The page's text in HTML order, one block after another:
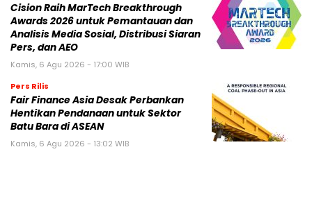
Cision Raih MarTech Breakthrough
Awards 2026 untuk Pemantauan dan
Analisis Media Sosial, Distribusi Siaran
Pers, dan AEO
Kamis, 6 Agu 2026 - 17:00 WIB
Pers Rilis
Fair Finance Asia Desak Perbankan
Hentikan Pendanaan untuk Sektor
Batu Bara di ASEAN
Kamis, 6 Agu 2026 - 13:02 WIB